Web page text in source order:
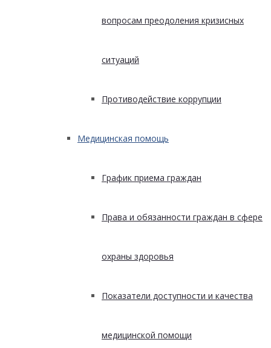
вопросам преодоления кризисных
ситуаций
Противодействие коррупции
Медицинская помощь
График приема граждан
Права и обязанности граждан в сфере
охраны здоровья
Показатели доступности и качества
медицинской помощи